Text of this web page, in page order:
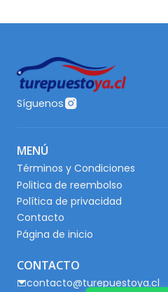
Síguenos
MENÚ
Términos y Condiciones
Politica de reembolso
Política de privacidad
Contacto
Página de inicio
CONTACTO
contacto@turepuestoya.cl